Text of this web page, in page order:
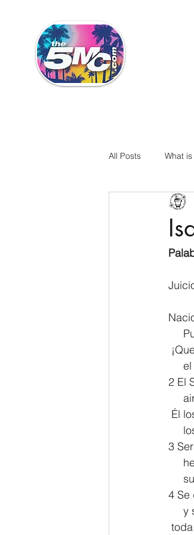
All Posts What
Acts/Hechos
Ephesians/
Hebrews/
2 John/2 Juan
2 El
Él
3
4 Se